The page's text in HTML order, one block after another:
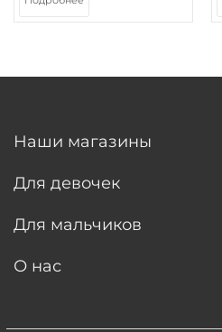
Наши магазины
Для девочек
Для мальчиков
О нас